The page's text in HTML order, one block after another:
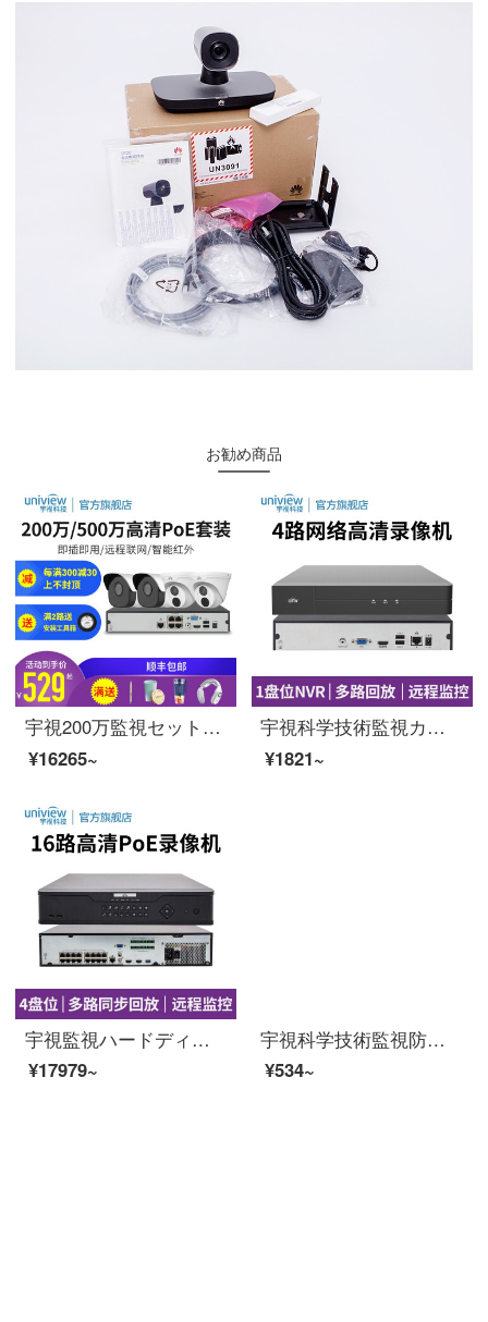
お勧め商品
宇視200万監視セット設備ネットワーク高清4路8路16番監視カメラ室外監視カメラ家庭用無線poe防水夜間テレビ業務には1 TBハードディスク5つのカメラ（200万高精細版）が含まれています。
¥16265~
宇視科学技術監視カメラのハードディスクレコーダH.265コードデジタル高精細ネットワーク監視メモリホスト携帯電話の遠隔監視N 3204-D 1（4路1盤位）はハードディスクが含まれていません。
¥1821~
宇視監視ハードディスクレコーダ16路NVR 304-16 EP-B-DTネットワークPOEカメラ本体書き込み機4ディスクビット記憶NVR 304-16 EP-B-DTは4 TBハードディスクを含む。
¥17979~
宇視科学技術監視防犯カメララックラックラックラックボルテックスラック監視一貫ボールマシン吊り金具
¥534~